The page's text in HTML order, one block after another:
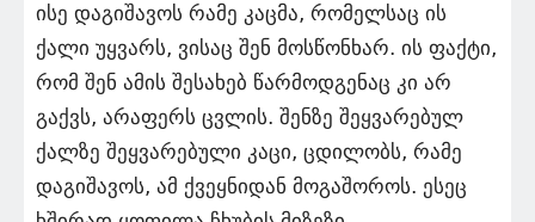
ისე დაგიშავოს რამე კაცმა, რომელსაც ის
ქალი უყვარს, ვისაც შენ მოსწონხარ. ის ფაქტი,
რომ შენ ამის შესახებ წარმოდგენაც კი არ
გაქვს, არაფერს ცვლის. შენზე შეყვარებულ
ქალზე შეყვარებული კაცი, ცდილობს, რამე
დაგიშავოს, ამ ქვეყნიდან მოგაშოროს. ესეც